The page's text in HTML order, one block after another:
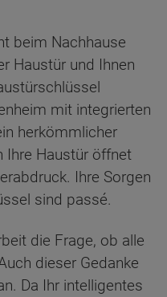
beim Nachhause
Haustür und Ihnen
mit integrierten
herkömmlicher
Ihre Haustür öffnet
Ihre Sorgen
sind passé.
die Frage, ob alle
dieser Gedanke
Da Ihr intelligentes